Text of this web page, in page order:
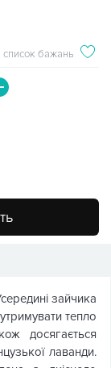
список бажань
зайчика
тепло
досягається
лаванди.